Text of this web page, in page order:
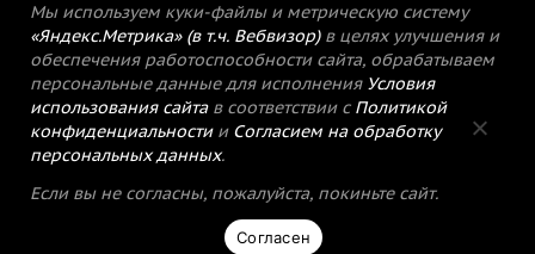
© 2015-2021 Редакция газеты «Кимрский
вестник».
Политика конфиденциальности
Мы используем куки-файлы и метрическую систему
«Яндекс.Метрика» (в т.ч. Вебвизор) в целях улучшения и
обеспечения работоспособности сайта, обрабатываем
персональные данные для исполнения Условия
использования сайтав соответствии с Политикой
конфиденциальностии Согласием на обработку
персональных данных.
Если вы не согласны, пожалуйста, покиньте сайт.
Согласен